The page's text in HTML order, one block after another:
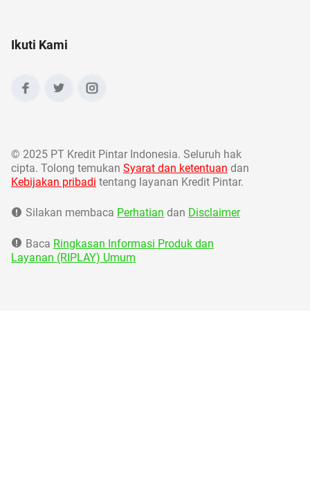
Ikuti Kami
© 2025 PT Kredit Pintar Indonesia. Seluruh hak
cipta. Tolong temukan Syarat dan ketentuan dan
Kebijakan pribadi tentang layanan Kredit Pintar.
Silakan membaca Perhatian dan Disclaimer
Baca Ringkasan Informasi Produk dan
Layanan (RIPLAY) Umum